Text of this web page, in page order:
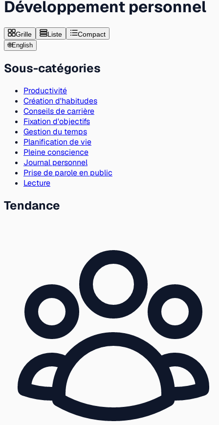
Développement personnel
Grille Liste Compact
🌐English
Sous-catégories
Productivité
Création d'habitudes
Conseils de carrière
Fixation d'objectifs
Gestion du temps
Planification de vie
Pleine conscience
Journal personnel
Prise de parole en public
Lecture
Tendance